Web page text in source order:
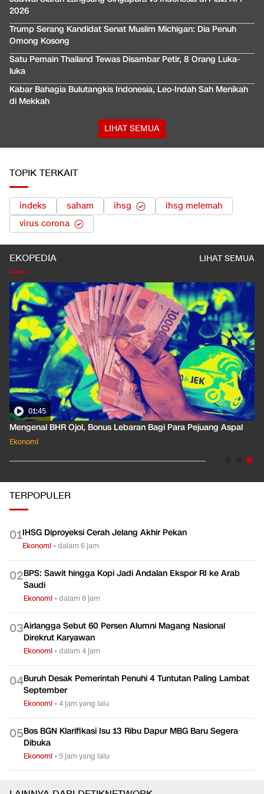
2026
Trump Serang Kandidat Senat Muslim Michigan: Dia Penuh
Omong Kosong
Satu Pemain Thailand Tewas Disambar Petir, 8 Orang Luka-
luka
Kabar Bahagia Bulutangkis Indonesia, Leo-Indah Sah Menikah
di Mekkah
LIHAT SEMUA
TOPIK TERKAIT
indeks saham ihsg
ihsg melemah
virus corona
EKOPEDIA LIHAT SEMUA
01:35
Pahami Dampak Kenaikan Suku Bunga Acuan ke Cicilan KPR
Ekonomi
TERPOPULER
01IHSG Diproyeksi Cerah Jelang Akhir Pekan
Ekonomi •dalam 6 jam
02BPS: Sawit hingga Kopi Jadi Andalan Ekspor RI ke Arab
Saudi
Ekonomi •dalam 6 jam
03Airlangga Sebut 60 Persen Alumni Magang Nasional
Direkrut Karyawan
Ekonomi •dalam 4 jam
04Buruh Desak Pemerintah Penuhi 4 Tuntutan Paling Lambat
September
Ekonomi •4 jam yang lalu
05Bos BGN Klarifikasi Isu 13 Ribu Dapur MBG Baru Segera
Dibuka
Ekonomi • 5 jam yang lalu